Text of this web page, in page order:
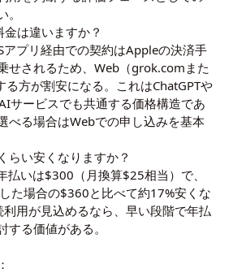
は違いますか？
アプリ経由での契約はAppleの決済手
せされるため、Web（grok.comまた
方が割安になる。これはChatGPTや
サービスでも共通する価格構造であ
べる場合はWebでの申し込みを基本
らい安くなりますか？
払いは$300（月換算$25相当）で、
た場合の$360と比べて約17%安くな
用が見込めるなら、早い段階で年払
する価値がある。